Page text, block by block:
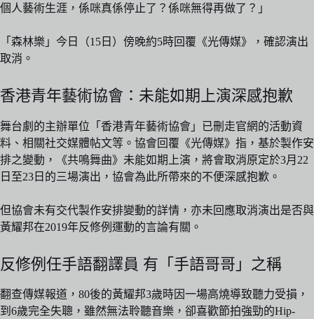
個人藝術生涯，係咪真係停止了？係咪無得再做了？」
「森林樂」今日（15日）傍晚約5時回覆《光傳媒》，確認演出
取消。
香港青年藝術協會：未能如期上演深感抱歉
舞台劇的主辦單位「香港青年藝術協會」已刪走官網的活動資
料、相關社交媒體帖文等。協會回覆《光傳媒》指，基於製作安
排之變動，《共鳴舞曲》未能如期上演，將會取消原定於3月22
日至23日的三場演出，協會為此所帶來的不便深感抱歉。
但協會未有交代製作安排變動的詳情，亦未回應取消演出是否與
黃耀邦在2019年反修例運動的言論有關。
反修例任手語翻譯員 有「手語哥哥」之稱
翻查傳媒報道，80後的黃耀邦3歲時因一場高燒導致聽力受損，
到6歲完全失聰，雖然無法聆聽音樂，卻喜歡節拍強勁的Hip-